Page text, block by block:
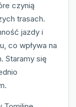
czynią
trasach.
jazdy i
co wpływa na
Staramy się